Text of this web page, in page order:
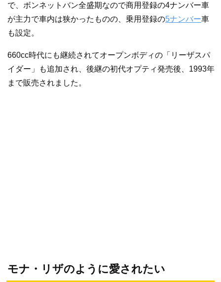
で、ボンネットバン全盛期なので商用登録の4ナンバー車
が主力で車内は狭かったものの、乗用登録の5ナンバー車
も設定。
660cc時代にも継続されてオープンボディの「リーザスパ
イダー」も追加され、後継の初代オプティ発売後、1993年
まで販売されました。
モナ・リザのように愛されたい